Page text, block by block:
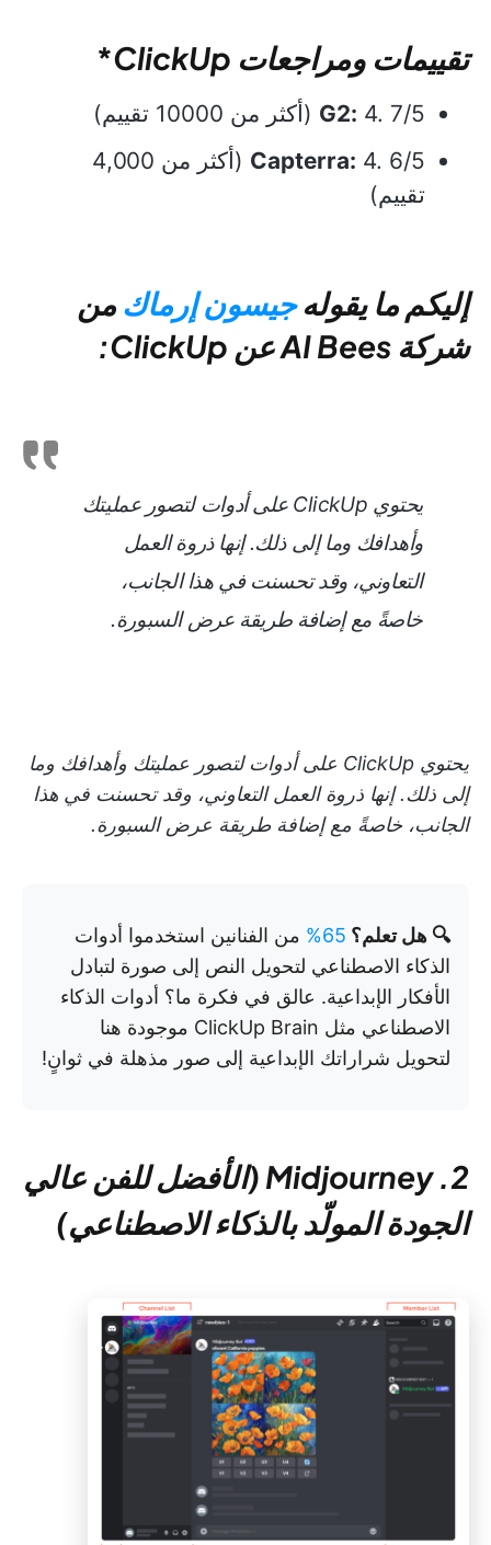
تقييمات ومراجعات ClickUp
*
G2: 4. 7/5 (أكثر من 10000 تقييم)
Capterra:
4. 6/5 (أكثر من 4,000
تقييم)
إليكم ما يقولهجيسون إرماك من
شركة AI Bees عن ClickUp:
يحتوي ClickUp على أدوات لتصور عمليتك
وأهدافك وما إلى ذلك. إنها ذروة العمل
التعاوني، وقد تحسنت في هذا الجانب،
خاصةً مع إضافة طريقة عرض السبورة.
يحتوي ClickUp على أدوات لتصور عمليتك وأهدافك وما
إلى ذلك. إنها ذروة العمل التعاوني، وقد تحسنت في هذا
الجانب، خاصةً مع إضافة طريقة عرض السبورة.
🔍 هل تعلم؟ 65%
من الفنانين استخدموا أدوات
الذكاء الاصطناعي لتحويل النص إلى صورة لتبادل
الأفكار الإبداعية. عالق في فكرة ما؟ أدوات الذكاء
الاصطناعي مثل ClickUp Brain موجودة هنا
لتحويل شراراتك الإبداعية إلى صور مذهلة في ثوانٍ!
2. Midjourney (الأفضل للفن عالي
الجودة المولّد بالذكاء الاصطناعي)